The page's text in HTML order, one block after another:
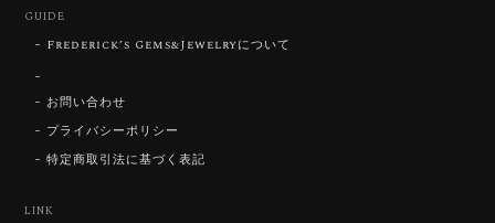
はないスフェーンの新たな一面を知ることができて感
動しております。 この度はありがとうございました。
お迎えいただきありがとうございます。
「ウルウルとギラギラを一度に」——まさ
にその両立を狙って設計したカットですの
GUIDE
Frederick’s Gems&Jewelryについて
お問い合わせ
プライバシーポリシー
特定商取引法に基づく表記
LINK